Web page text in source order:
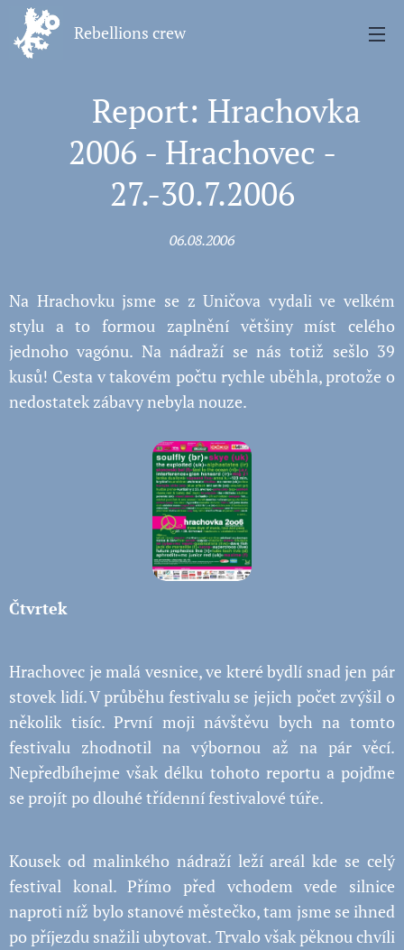
Rebellions crew
💥 Report: Hrachovka
2006 - Hrachovec -
27.-30.7.2006
06.08.2006
Na Hrachovku jsme se z Uničova vydali ve velkém
stylu a to formou zaplnění většiny míst celého
jednoho vagónu. Na nádraží se nás totiž sešlo 39
kusů! Cesta v takovém počtu rychle uběhla, protože o
nedostatek zábavy nebyla nouze.
Čtvrtek
Hrachovec je malá vesnice, ve které bydlí snad jen pár
stovek lidí. V průběhu festivalu se jejich počet zvýšil o
několik tisíc. První moji návštěvu bych na tomto
festivalu zhodnotil na výbornou až na pár věcí.
Nepředbíhejme však délku tohoto reportu a pojďme
se projít po dlouhé třídenní festivalové túře.
Kousek od malinkého nádraží leží areál kde se celý
festival konal. Přímo před vchodem vede silnice
naproti níž bylo stanové městečko, tam jsme se ihned
po příjezdu snažili ubytovat. Trvalo však pěknou chvíli